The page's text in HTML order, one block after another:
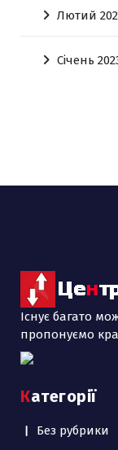
Лютий
Січень
Існує багато
пропонуємо
Категорії
Без рубрики